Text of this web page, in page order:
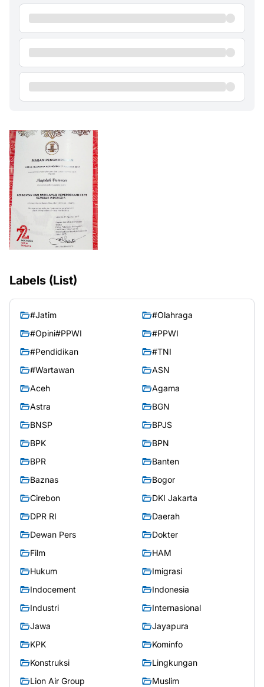
Labels (List)
#Jatim
#Olahraga
#Opini#PPWI
#PPWI
#Pendidikan
#TNI
#Wartawan
ASN
Aceh
Agama
Astra
BGN
BNSP
BPJS
BPK
BPN
BPR
Banten
Baznas
Bogor
Cirebon
DKI Jakarta
DPR RI
Daerah
Dewan Pers
Dokter
Film
HAM
Hukum
Imigrasi
Indocement
Indonesia
Industri
Internasional
Jawa
Jayapura
KPK
Kominfo
Konstruksi
Lingkungan
Lion Air Group
Muslim